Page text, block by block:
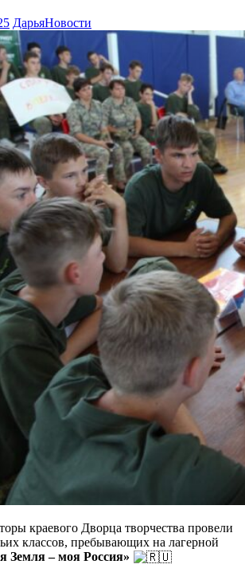
ДарьяНовости
краевого Дворца творчества провели
классов, пребывающих на лагерной
Земля – моя Россия»